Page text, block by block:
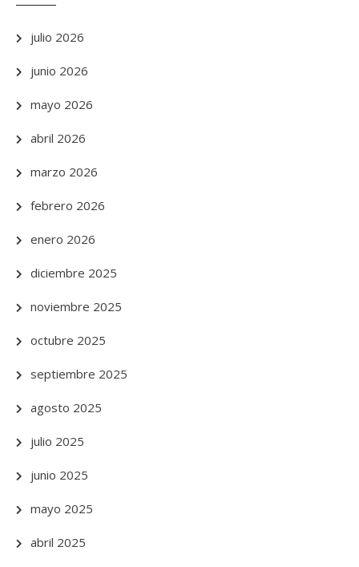
julio 2026
junio 2026
mayo 2026
abril 2026
marzo 2026
febrero 2026
enero 2026
diciembre 2025
noviembre 2025
octubre 2025
septiembre 2025
agosto 2025
julio 2025
junio 2025
mayo 2025
abril 2025